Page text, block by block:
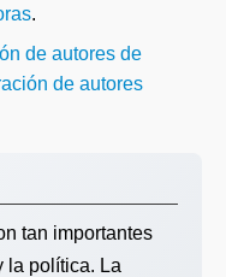
.
de autores de
de autores
tan importantes
la política. La